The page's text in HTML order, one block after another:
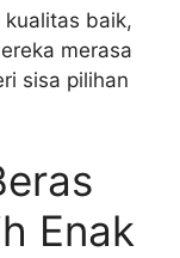
baik,
merasa
sisa pilihan
Enak